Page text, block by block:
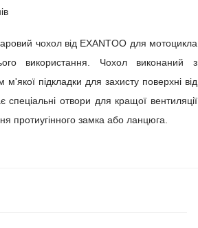
чохол від EXANTOO для мотоцикла
використання. Чохол виконаний з
м'якої підкладки для захисту поверхні від
отвори для кращої вентиляції
протиугінного замка або ланцюга.